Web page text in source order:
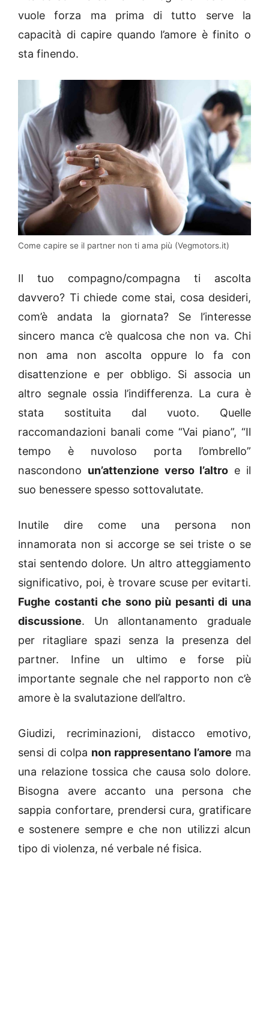
vuole forza ma prima di tutto serve la
capacità di capire quando l’amore è finito o
sta finendo.
Come capire se il partner non ti ama più (Vegmotors.it)
Il tuo compagno/compagna ti ascolta
davvero? Ti chiede come stai, cosa desideri,
com’è andata la giornata? Se l’interesse
sincero manca c’è qualcosa che non va. Chi
non ama non ascolta oppure lo fa con
disattenzione e per obbligo. Si associa un
altro segnale ossia l’indifferenza. La cura è
stata sostituita dal vuoto. Quelle
raccomandazioni banali come “Vai piano”, “Il
tempo è nuvoloso porta l’ombrello”
nascondono un’attenzione verso l’altro e il
suo benessere spesso sottovalutate.
Inutile dire come una persona non
innamorata non si accorge se sei triste o se
stai sentendo dolore. Un altro atteggiamento
significativo, poi, è trovare scuse per evitarti.
Fughe costanti che sono più pesanti di una
discussione. Un allontanamento graduale
per ritagliare spazi senza la presenza del
partner. Infine un ultimo e forse più
importante segnale che nel rapporto non c’è
amore è la svalutazione dell’altro.
Giudizi, recriminazioni, distacco emotivo,
sensi di colpa non rappresentano l’amore ma
una relazione tossica che causa solo dolore.
Bisogna avere accanto una persona che
sappia confortare, prendersi cura, gratificare
e sostenere sempre e che non utilizzi alcun
tipo di violenza, né verbale né fisica.